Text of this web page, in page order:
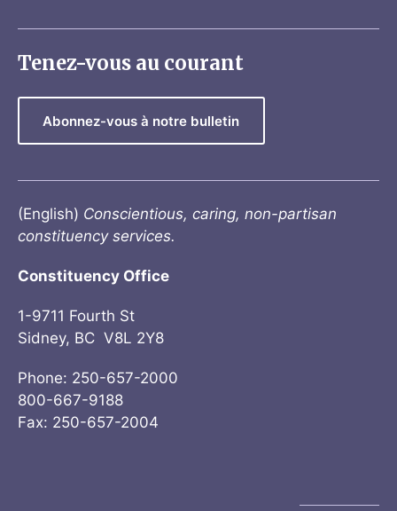
Tenez-vous au courant
Abonnez-vous à notre bulletin
(English) Conscientious, caring, non-partisan
constituency services.
Constituency Office
1-9711 Fourth St
Sidney, BC V8L 2Y8
Phone: 250-657-2000
800-667-9188
Fax: 250-657-2004